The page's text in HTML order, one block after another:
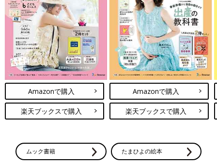
Amazonで購入
楽天ブックスで購入
Amazonで購入
楽天ブックスで購入
ムック書籍 たまひよの絵本